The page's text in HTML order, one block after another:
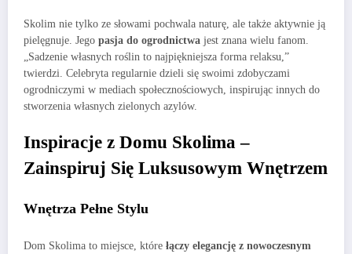
Skolim nie tylko ze słowami pochwala naturę, ale także aktywnie ją
pielęgnuje. Jego pasja do ogrodnictwa jest znana wielu fanom.
„Sadzenie własnych roślin to najpiękniejsza forma relaksu,”
twierdzi. Celebryta regularnie dzieli się swoimi zdobyczami
ogrodniczymi w mediach społecznościowych, inspirując innych do
stworzenia własnych zielonych azylów.
Inspiracje z Domu Skolima –
Zainspiruj Się Luksusowym Wnętrzem
Wnętrza Pełne Stylu
Dom Skolima to miejsce, które łączy elegancję z nowoczesnym